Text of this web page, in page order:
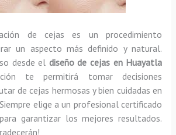
de cejas es un procedimiento
un aspecto más definido y natural.
desde el diseño de cejas en Huayatla
te permitirá tomar decisiones
de cejas hermosas y bien cuidadas en
elige a un profesional certificado
garantizar los mejores resultados.